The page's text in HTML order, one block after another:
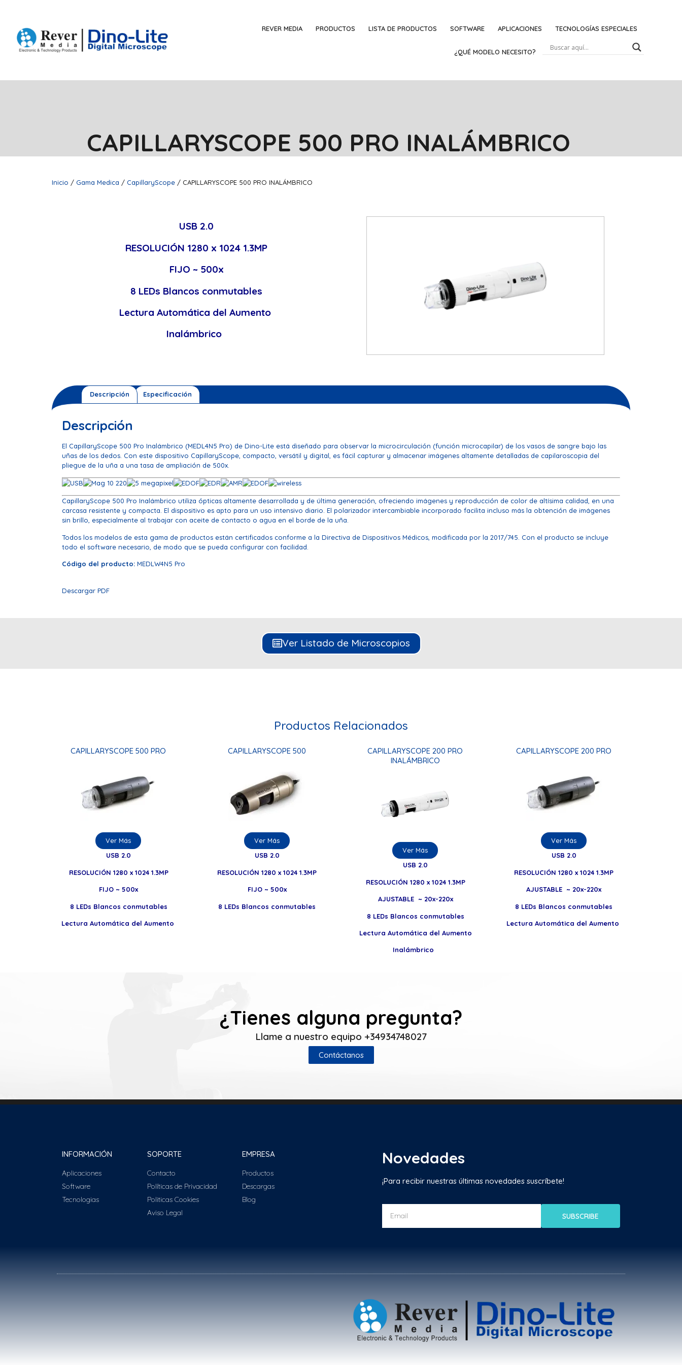
REVER MEDIA PRODUCTOS LISTA DE PRODUCTOS SOFTWARE APLICACIONES TECNOLOGÍAS ESPECIALES
¿QUÉ MODELO NECESITO?
Inicio / Gama Medica / CapillaryScope / CAPILLARYSCOPE 500 PRO INALÁMBRICO
USB 2.0
RESOLUCIÓN 1280 x 1024 1.3MP
FIJO ~ 500x
8 LEDs Blancos conmutables
Lectura Automática del Aumento
Inalámbrico
CAPILLARYSCOPE 500 PRO INALÁMBRICO
Descripción Especificación
Descripción
El CapillaryScope 500 Pro Inalámbrico (MEDL4N5 Pro) de Dino-Lite está diseñado para observar la microcirculación (función microcapilar) de los vasos de sangre bajo las
uñas de los dedos. Con este dispositivo CapillaryScope, compacto, versátil y digital, es fácil capturar y almacenar imágenes altamente detalladas de capilaroscopia del
pliegue de la uña a una tasa de ampliación de 500x.
CapillaryScope 500 Pro Inalámbrico utiliza ópticas altamente desarrollada y de última generación, ofreciendo imágenes y reproducción de color de altísima calidad, en una
carcasa resistente y compacta. El dispositivo es apto para un uso intensivo diario. El polarizador intercambiable incorporado facilita incluso más la obtención de imágenes
sin brillo, especialmente al trabajar con aceite de contacto o agua en el borde de la uña.
Todos los modelos de esta gama de productos están certificados conforme a la Directiva de Dispositivos Médicos, modificada por la 2017/745. Con el producto se incluye
todo el software necesario, de modo que se pueda configurar con facilidad.
Código del producto: MEDLW4N5 Pro
Descargar PDF
Ver Listado de Microscopios
Productos Relacionados
CAPILLARYSCOPE 500 PRO
USB 2.0
RESOLUCIÓN 1280 x 1024 1.3MP
FIJO ~ 500x
8 LEDs Blancos conmutables
Lectura Automática del Aumento
Ver Más
CAPILLARYSCOPE 500
USB 2.0
RESOLUCIÓN 1280 x 1024 1.3MP
FIJO ~ 500x
8 LEDs Blancos conmutables
Ver Más
CAPILLARYSCOPE 200 PRO
INALÁMBRICO
USB 2.0
RESOLUCIÓN 1280 x 1024 1.3MP
AJUSTABLE ~ 20x-220x
8 LEDs Blancos conmutables
Lectura Automática del Aumento
Inalámbrico
Ver Más
CAPILLARYSCOPE 200 PRO
USB 2.0
RESOLUCIÓN 1280 x 1024 1.3MP
AJUSTABLE ~ 20x-220x
8 LEDs Blancos conmutables
Lectura Automática del Aumento
Ver Más
¿Tienes alguna pregunta?
Llame a nuestro equipo +34934748027
Contáctanos
INFORMACIÓN
Aplicaciones
Software
Tecnologias
SOPORTE
Contacto
Políticas de Privacidad
Politicas Cookies
Aviso Legal
EMPRESA
Productos
Descargas
Blog
Novedades
¡Para recibir nuestras últimas novedades suscríbete!
SUBSCRIBE